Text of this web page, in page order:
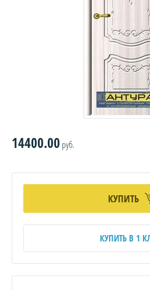
14400.00 руб.
КУПИТЬ
КУПИТЬ В 1